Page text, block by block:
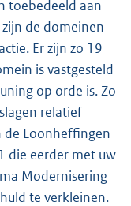
toebedeeld aan
de domeinen
Er zijn zo 19
is vastgesteld
op orde is. Zo
relatief
de Loonheffingen
die eerder met uw
Modernisering
te verkleinen.